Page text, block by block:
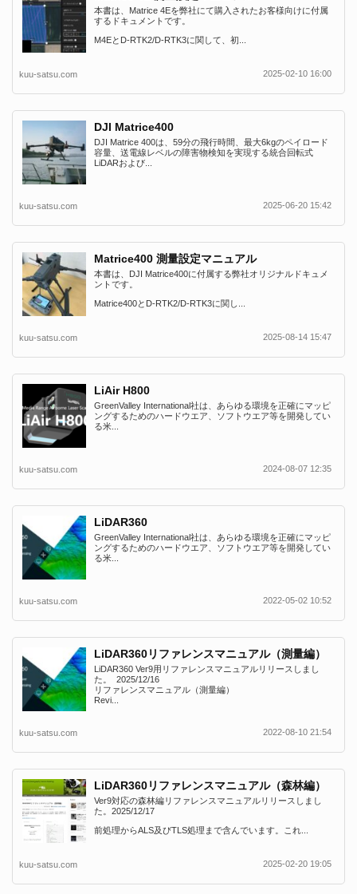
本書は、Matrice 4Eを弊社にて購入されたお客様向けに付属
するドキュメントです。
M4EとD-RTK2/D-RTK3に関して、初...
kuu-satsu.com 2025-02-10 16:00
DJI Matrice400
DJI Matrice 400は、59分の飛行時間、最大6kgのペイロード
容量、送電線レベルの障害物検知を実現する統合回転式
LiDARおよび...
kuu-satsu.com 2025-06-20 15:42
Matrice400 測量設定マニュアル
本書は、DJI Matrice400に付属する弊社オリジナルドキュメ
ントです。
Matrice400とD-RTK2/D-RTK3に関し...
kuu-satsu.com 2025-08-14 15:47
LiAir H800
GreenValley International社は、あらゆる環境を正確にマッピ
ングするためのハードウエア、ソフトウエア等を開発してい
る米...
kuu-satsu.com 2024-08-07 12:35
LiDAR360
GreenValley International社は、あらゆる環境を正確にマッピ
ングするためのハードウエア、ソフトウエア等を開発してい
る米...
kuu-satsu.com 2022-05-02 10:52
LiDAR360リファレンスマニュアル（測量編）
LiDAR360 Ver9用リファレンスマニュアルリリースしまし
た。 2025/12/16
リファレンスマニュアル（測量編）
Revi...
kuu-satsu.com 2022-08-10 21:54
LiDAR360リファレンスマニュアル（森林編）
Ver9対応の森林編リファレンスマニュアルリリースしまし
た。2025/12/17
前処理からALS及びTLS処理まで含んでいます。これ...
kuu-satsu.com 2025-02-20 19:05